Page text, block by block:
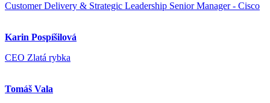
Customer Delivery & Strategic Leadership Senior Manager - Cisco
Karin Pospíšilová
CEO Zlatá rybka
Tomáš Vala